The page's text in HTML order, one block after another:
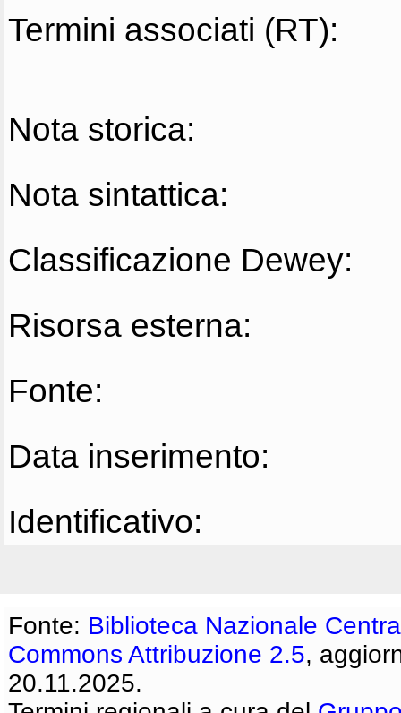
Termini associati (RT):
Nota storica:
Nota sintattica:
Classificazione Dewey:
Risorsa esterna:
Fonte:
Data inserimento:
Identificativo:
Fonte: Biblioteca Nazionale
Commons Attribuzione 2.5,
20.11.2025.